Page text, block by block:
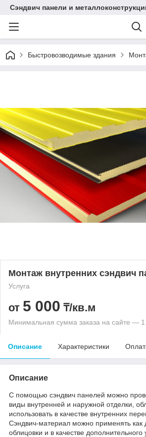
Сэндвич панели и
Быстровозводимые здания
Монтаж внутренних сэндвич
Услуга
от 5 000 ₸/кв.м
Минимальная сумма заказа на сайте —
Описание Характеристики
Описание
С помощью сэндвич панелей можно
виды внутренней и наружной отделки,
использовать в качестве внутренних
Сэндвич-материал можно применять как
облицовки и в качестве дополнительного